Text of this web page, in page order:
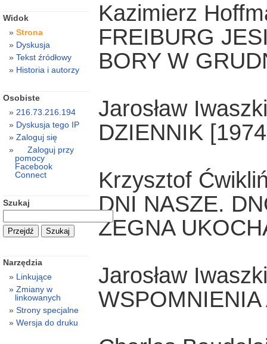
Kazimierz
FREIBURG
BORY W
Jarosław
DZIENNIK
Krzysztof
DNI NASZE.
ŻEGNA
Jarosław
Widok
Strona
Dyskusja
Tekst źródłowy
Historia i autorzy
Osobiste
216.73.216.194
Dyskusja tego IP
Zaloguj się
Zaloguj przy
pomocy
Facebook
Connect
Szukaj
Narzędzia
Linkujące
Zmiany w
linkowanych
Strony specjalne
Wersja do druku